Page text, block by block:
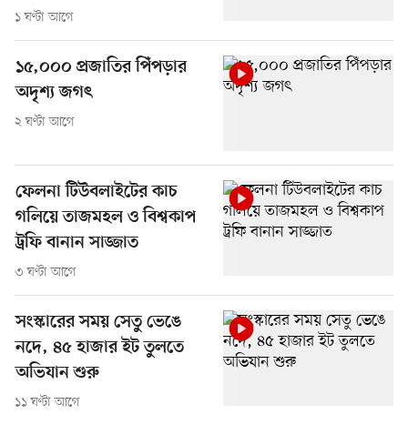
১ ঘণ্টা আগে
১৫,০০০ প্রজাতির পিঁপড়ার
অদৃশ্য জগৎ
২ ঘণ্টা আগে
ফেলনা টিউবলাইটের কাচ
গলিয়ে তাজমহল ও বিশ্বকাপ
ট্রফি বানান সাজ্জাত
৩ ঘণ্টা আগে
সংস্কারের সময় সেতু ভেঙে
নদে, ৪৫ হাজার ইট তুলতে
অভিযান শুরু
১১ ঘণ্টা আগে